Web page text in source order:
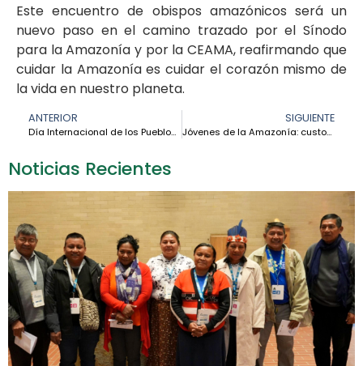
Noticias Recientes
Este encuentro de obispos amazónicos será un
nuevo paso en el camino trazado por el Sínodo
para la Amazonía y por la CEAMA, reafirmando que
cuidar la Amazonía es cuidar el corazón mismo de
la vida en nuestro planeta.
ANTERIOR
Día Internacional de los Pueblos Indígenas: “Es tiempo de unidad para defender la vida” – Patricia Gualinga
SIGUIENTE
Jóvenes de la Amazonía: custodios de la esperanza, protagonistas de los desafíos – Día Internacional de la Juventud